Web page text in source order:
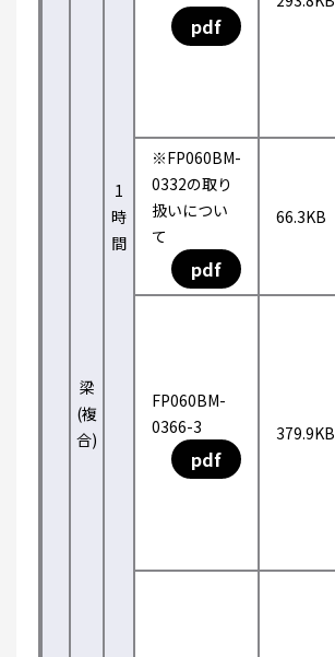
梁
(複
合)
1
時
間
pdf
※FP060BM-
0332の取り
扱いについ
て
pdf
66.3KB
FP060BM-
0366-3
pdf
379.9KB